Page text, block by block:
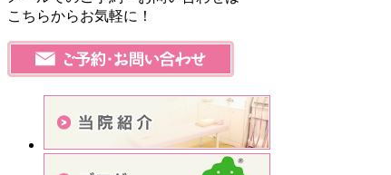
こちらからお気軽に！